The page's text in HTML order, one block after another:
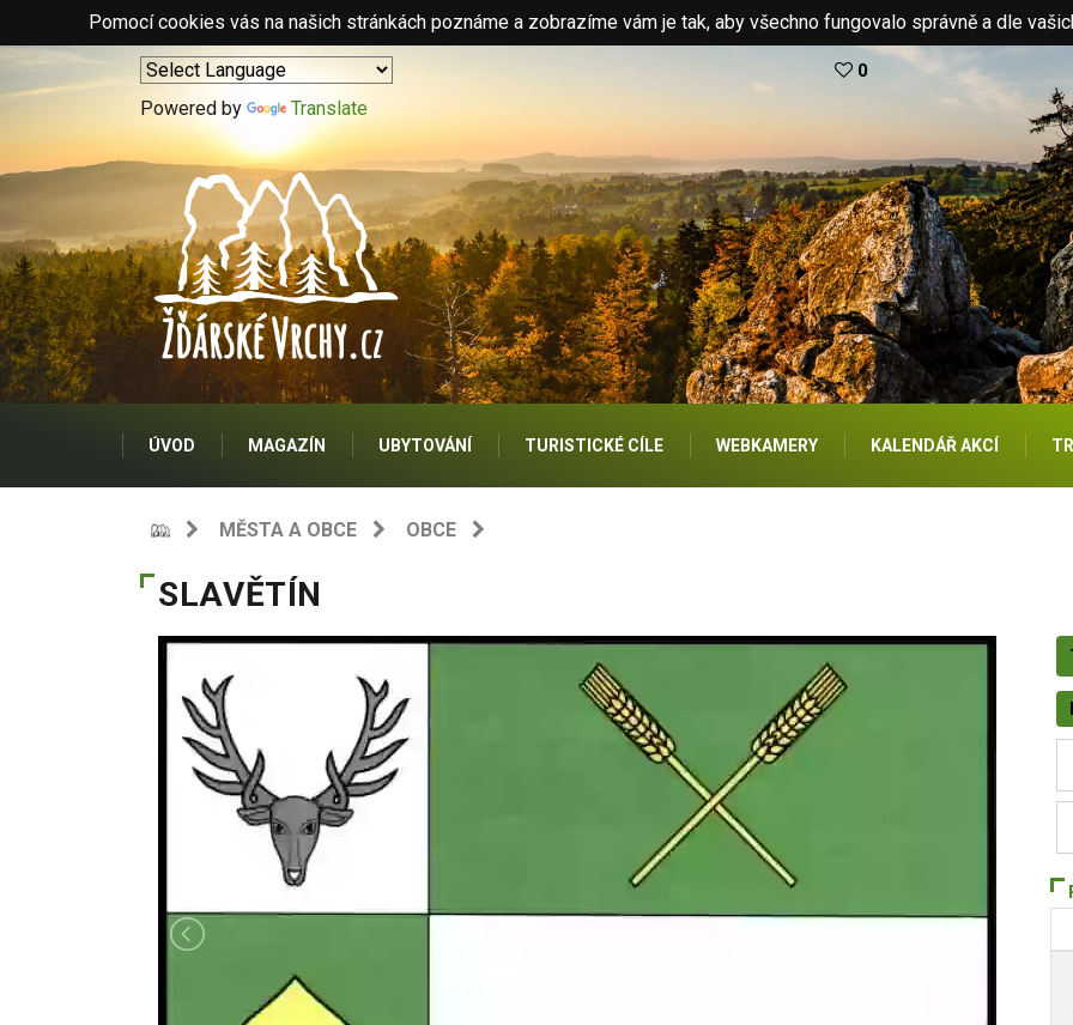
Pomocí cookies vás na našich stránkách poznáme a zobrazíme vám je tak, aby všechno fungovalo správně a dle
Powered by Translate
0
ÚVOD MAGAZÍN UBYTOVÁNÍ TURISTICKÉ CÍLE WEBKAMERY KALENDÁŘ AKCÍ
MĚSTA A OBCE OBCE
SLAVĚTÍN